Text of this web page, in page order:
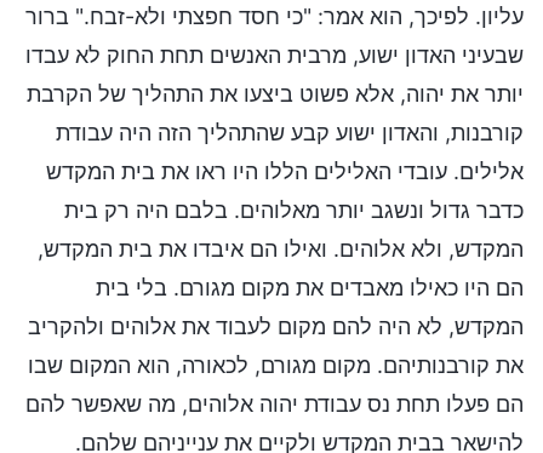
עליון. לפיכך, הוא אמר: "כי חסד חפצתי ולא-זבח." ברור
שבעיני האדון ישוע, מרבית האנשים תחת החוק לא עבדו
יותר את יהוה, אלא פשוט ביצעו את התהליך של הקרבת
קורבנות, והאדון ישוע קבע שהתהליך הזה היה עבודת
אלילים. עובדי האלילים הללו היו ראו את בית המקדש
כדבר גדול ונשגב יותר מאלוהים. בלבם היה רק בית
המקדש, ולא אלוהים. ואילו הם איבדו את בית המקדש,
הם היו כאילו מאבדים את מקום מגורם. בלי בית
המקדש, לא היה להם מקום לעבוד את אלוהים ולהקריב
את קורבנותיהם. מקום מגורם, לכאורה, הוא המקום שבו
הם פעלו תחת נס עבודת יהוה אלוהים, מה שאפשר להם
להישאר בבית המקדש ולקיים את ענייניהם שלהם.